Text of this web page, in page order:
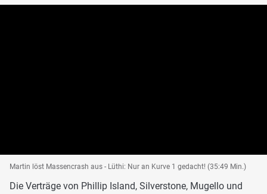
Martin löst Massencrash aus - Lüthi: Nur an Kurve 1 gedacht! (35:49 Min.)
Die Verträge von Phillip Island, Silverstone, Mugello und